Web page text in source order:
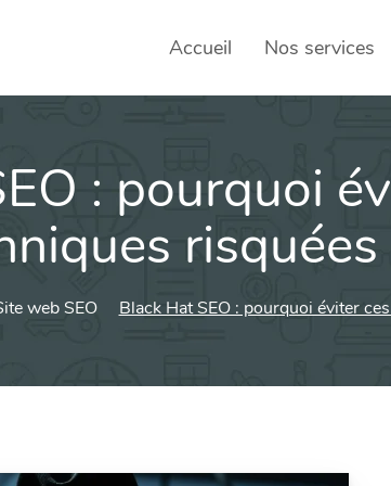
Accueil Nos services
SEO
Social
: pourquoi
risquées
web SEO Black Hat SEO : pourquoi éviter